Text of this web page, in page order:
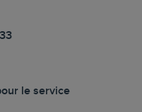
le service